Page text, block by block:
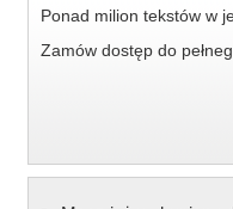
Ponad milion tekstów w
Zamów dostęp do